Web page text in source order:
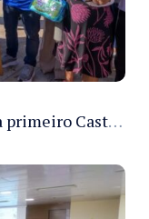
Governo do Amazonas inaugura primeiro Castramóvel Fluvial para atendimento veterinário às comunidades ribeirinhas e castração gratuita